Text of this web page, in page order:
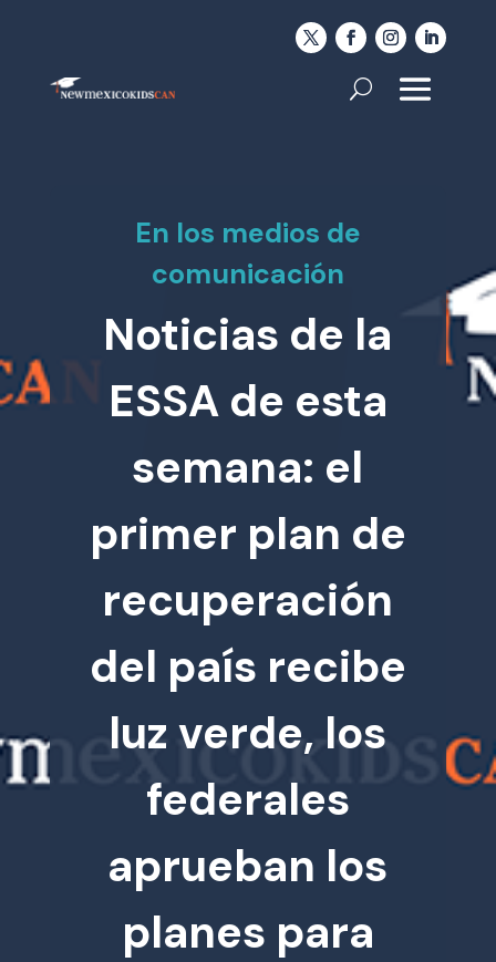
En los medios de
comunicación
Noticias de la
ESSA de esta
semana: el
primer plan de
recuperación
del país recibe
luz verde, los
federales
aprueban los
planes para